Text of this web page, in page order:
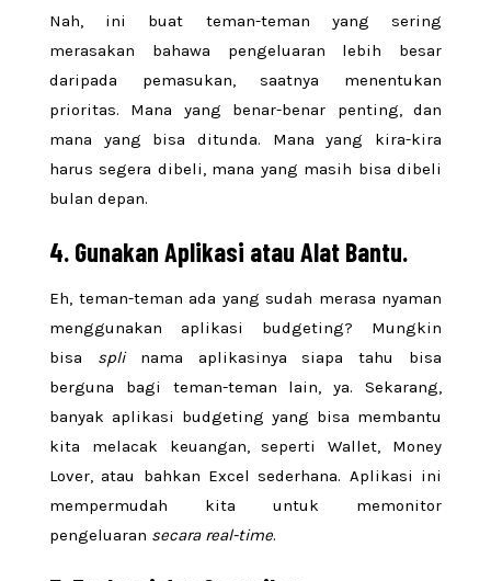
Nah, ini buat teman-teman yang sering
merasakan bahawa pengeluaran lebih besar
daripada pemasukan, saatnya menentukan
prioritas. Mana yang benar-benar penting, dan
mana yang bisa ditunda. Mana yang kira-kira
harus segera dibeli, mana yang masih bisa dibeli
bulan depan.
4. Gunakan Aplikasi atau Alat Bantu.
Eh, teman-teman ada yang sudah merasa nyaman
menggunakan aplikasi budgeting? Mungkin
bisa spli nama aplikasinya siapa tahu bisa
berguna bagi teman-teman lain, ya. Sekarang,
banyak aplikasi budgeting yang bisa membantu
kita melacak keuangan, seperti Wallet, Money
Lover, atau bahkan Excel sederhana. Aplikasi ini
mempermudah kita untuk memonitor
pengeluaran secara real-time.